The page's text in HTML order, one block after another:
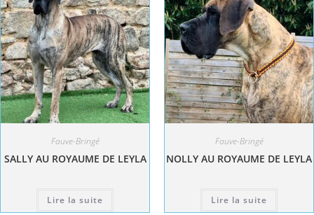
Fauve-Bringé
SALLY AU ROYAUME DE LEYLA
Lire la suite
Fauve-Bringé
NOLLY AU ROYAUME DE LEYLA
Lire la suite